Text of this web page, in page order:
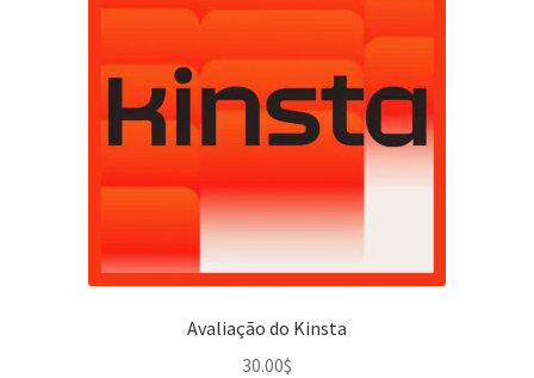
Avaliação do Kinsta
30.00$